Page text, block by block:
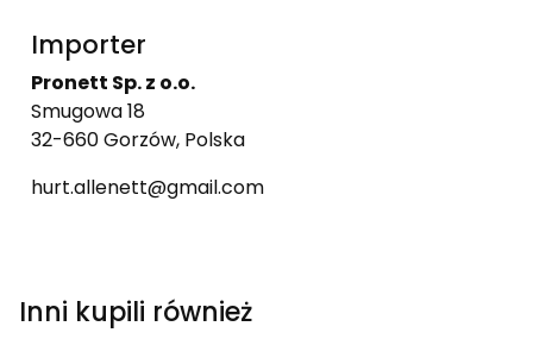
Importer
Pronett Sp. z o.o.
Smugowa 18
32-660 Gorzów, Polska
hurt.allenett@gmail.com
Inni kupili również